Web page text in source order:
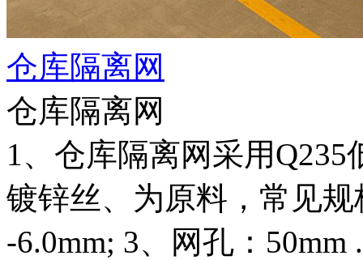
仓库隔离网
仓库隔离网
1、仓库隔离网采用
镀锌丝、为原料，常见
-6.0mm; 3、网孔：50mm